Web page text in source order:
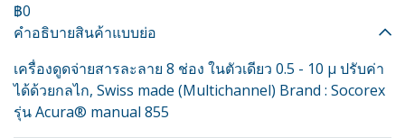
฿0
คำอธิบายสินค้าแบบย่อ
เครื่องดูดจ่ายสารละลาย 8 ช่อง ในตัวเดียว 0.5 - 10 µ ปรับค่า
ได้ด้วยกลไก, Swiss made (Multichannel) Brand : Socorex
รุ่น Acura® manual 855